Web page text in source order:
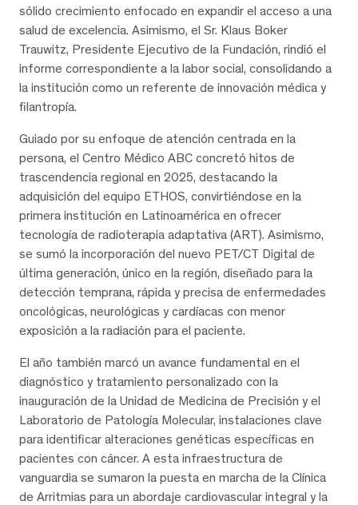
sólido crecimiento enfocado en expandir el acceso a una
salud de excelencia. Asimismo, el Sr. Klaus Boker
Trauwitz, Presidente Ejecutivo de la Fundación, rindió el
informe correspondiente a la labor social, consolidando a
la institución como un referente de innovación médica y
filantropía.
Guiado por su enfoque de atención centrada en la
persona, el Centro Médico ABC concretó hitos de
trascendencia regional en 2025, destacando la
adquisición del equipo ETHOS, convirtiéndose en la
primera institución en Latinoamérica en ofrecer
tecnología de radioterapia adaptativa (ART). Asimismo,
se sumó la incorporación del nuevo PET/CT Digital de
última generación, único en la región, diseñado para la
detección temprana, rápida y precisa de enfermedades
oncológicas, neurológicas y cardíacas con menor
exposición a la radiación para el paciente.
El año también marcó un avance fundamental en el
diagnóstico y tratamiento personalizado con la
inauguración de la Unidad de Medicina de Precisión y el
Laboratorio de Patología Molecular, instalaciones clave
para identificar alteraciones genéticas específicas en
pacientes con cáncer. A esta infraestructura de
vanguardia se sumaron la puesta en marcha de la Clínica
de Arritmias para un abordaje cardiovascular integral y la